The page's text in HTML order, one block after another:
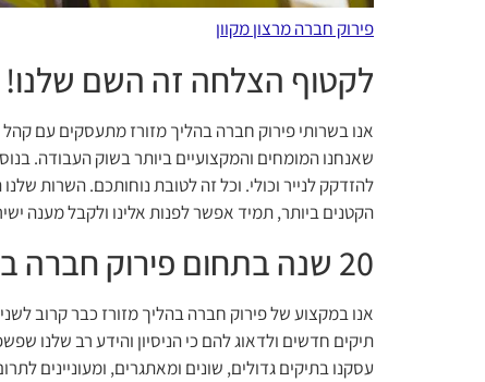
פירוק חברה מרצון מקוון
לקטוף הצלחה זה השם שלנו!
אנו בשרותי פירוק חברה בהליך מזורז מתעסקים עם קהל
שאנחנו המומחים והמקצועיים ביותר בשוק העבודה.
להזדקק לנייר וכולי. וכל זה לטובת נוחותכם. השרות
הקטנים ביותר, תמיד אפשר לפנות אלינו ולקבל מענה
20 שנה בתחום פירוק חברה בהליך מזורז
אנו במקצוע של פירוק חברה בהליך מזורז כבר קרוב
תיקים חדשים ולדאוג להם כי הניסיון והידע רב שלנו
עסקנו בתיקים גדולים, שונים ומאתגרים, ומעוניינים